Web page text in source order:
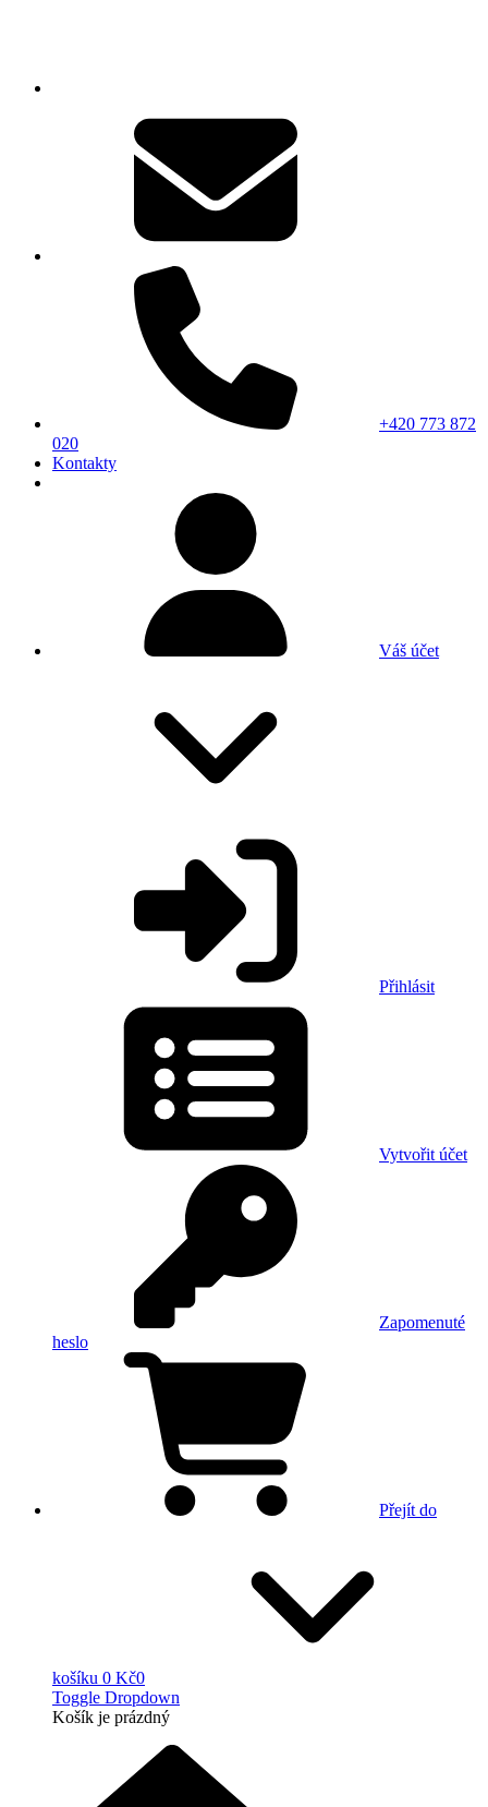
+420 773 872
020
Kontakty
Váš účet
Přihlásit
Vytvořit účet
Zapomenuté
heslo
Přejít do
košíku 0 Kč0
Toggle Dropdown
Košík je prázdný